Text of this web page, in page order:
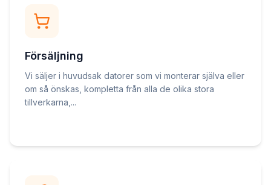
Försäljning
Vi säljer i huvudsak datorer som vi monterar själva eller
om så önskas, kompletta från alla de olika stora
tillverkarna,...